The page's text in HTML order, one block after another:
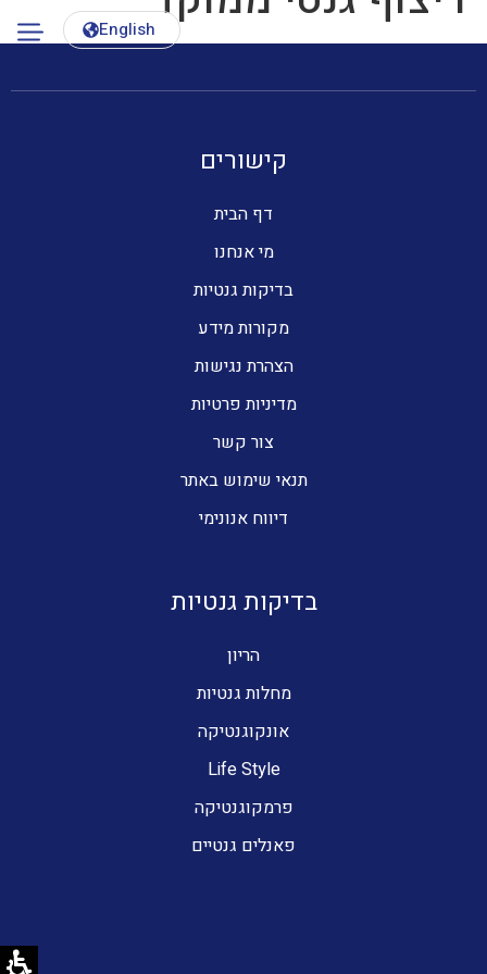
English
קישורים
דף הבית
מי אנחנו
בדיקות גנטיות
מקורות מידע
הצהרת נגישות
מדיניות פרטיות
צור קשר
תנאי שימוש באתר
דיווח אנונימי
בדיקות גנטיות
הריון
מחלות גנטיות
אונקוגנטיקה
Life Style
פרמקוגנטיקה
פאנלים גנטיים